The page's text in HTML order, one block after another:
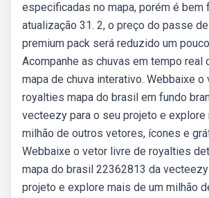
especificadas no mapa, porém é bem
atualização 31. 2, o preço do passe
premium pack será reduzido um
Acompanhe as chuvas em tempo real
mapa de chuva interativo. Webbaixe o
royalties mapa do brasil em fundo
vecteezy para o seu projeto e explore
milhão de outros vetores, ícones e
Webbaixe o vetor livre de royalties
mapa do brasil 22362813 da
projeto e explore mais de um milhão